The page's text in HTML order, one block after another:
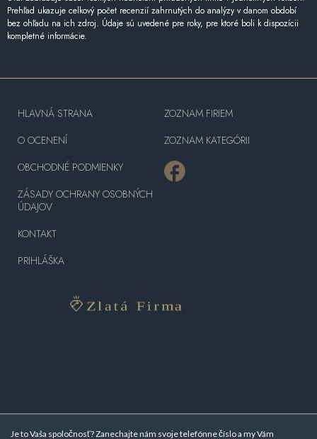
Prehľad ukazuje celkový počet recenzií zahrnutých do analýzy v danom období
bez ohľadu na ich zdroj. Údaje sú uvedené pre roky, pre ktoré boli k dispozícii
kompletné informácie.
Je to Vaša spoločnosť? Zanechajte nám svoje telefónne číslo a my Vám
HLAVNÁ STRANA
O OCENENÍ
OBCHODNÉ PODMIENKY
ZÁSADY OCHRANY OSOBNÝCH
ÚDAJOV
KONTAKT
PRIHLÁŠKA
ZOZNAM FIRIEM
ZOZNAM KATEGÓRII